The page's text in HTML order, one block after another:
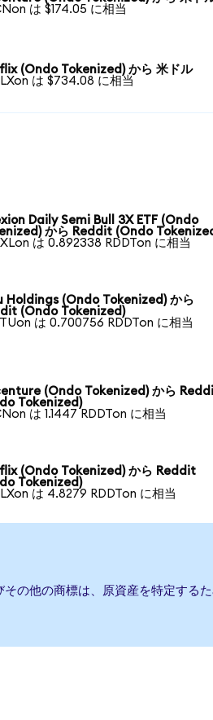
は $174.05 に相当
(Ondo Tokenized) から 米ドル
は $734.08 に相当
Daily Semi Bull 3X ETF (Ondo
から Reddit (Ondo
は 0.892338 RDDTon に相当
Holdings (Ondo Tokenized) から
(Ondo Tokenized)
は 0.700756 RDDTon に相当
(Ondo Tokenized) から
Tokenized)
は 1.1447 RDDTon に相当
(Ondo Tokenized) から Reddit
Tokenized)
は 4.8279 RDDTon に相当
の他の商標は、原資産を特定する